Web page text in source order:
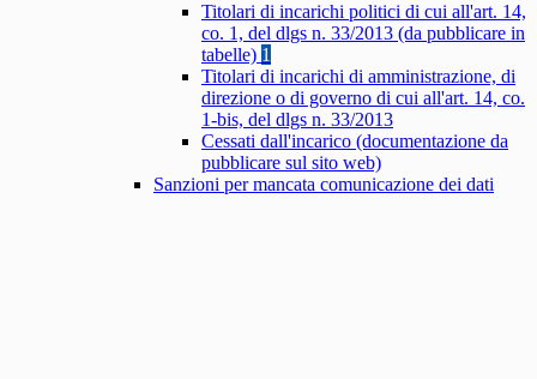
Titolari di incarichi politici di cui all'art. 14,
co. 1, del dlgs n. 33/2013 (da pubblicare in
tabelle) 1
Titolari di incarichi di amministrazione, di
direzione o di governo di cui all'art. 14, co.
1-bis, del dlgs n. 33/2013
Cessati dall'incarico (documentazione da
pubblicare sul sito web)
Sanzioni per mancata comunicazione dei dati